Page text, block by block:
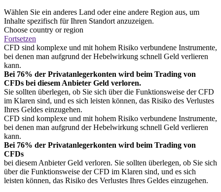
Wählen Sie ein anderes Land oder eine andere Region aus, um
Inhalte spezifisch für Ihren Standort anzuzeigen.
Choose country or region
Fortsetzen
CFD sind komplexe und mit hohem Risiko verbundene Instrumente,
bei denen man aufgrund der Hebelwirkung schnell Geld verlieren
kann.
Bei 76% der Privatanlegerkonten wird beim Trading von
CFDs bei diesem Anbieter Geld verloren.
Sie sollten überlegen, ob Sie sich über die Funktionsweise der CFD
im Klaren sind, und es sich leisten können, das Risiko des Verlustes
Ihres Geldes einzugehen.
CFD sind komplexe und mit hohem Risiko verbundene Instrumente,
bei denen man aufgrund der Hebelwirkung schnell Geld verlieren
kann.
Bei 76% der Privatanlegerkonten wird beim Trading von
CFDs
bei diesem Anbieter Geld verloren. Sie sollten überlegen, ob Sie sich
über die Funktionsweise der CFD im Klaren sind, und es sich
leisten können, das Risiko des Verlustes Ihres Geldes einzugehen.